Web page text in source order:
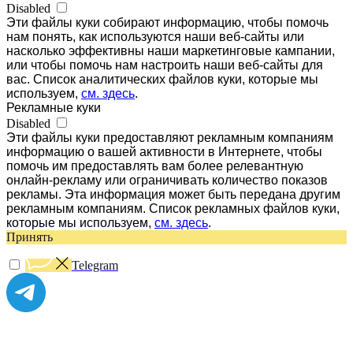
Disabled
Эти файлы куки собирают информацию, чтобы помочь
нам понять, как используются наши веб-сайты или
насколько эффективны наши маркетинговые кампании,
или чтобы помочь нам настроить наши веб-сайты для
вас. Список аналитических файлов куки, которые мы
используем, см. здесь.
Рекламные куки
Disabled
Эти файлы куки предоставляют рекламным компаниям
информацию о вашей активности в Интернете, чтобы
помочь им предоставлять вам более релевантную
онлайн-рекламу или ограничивать количество показов
рекламы. Эта информация может быть передана другим
рекламным компаниям. Список рекламных файлов куки,
которые мы используем, см. здесь.
Принять
Telegram